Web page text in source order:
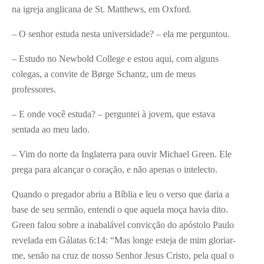
na igreja anglicana de St. Matthews, em Oxford.
– O senhor estuda nesta universidade? – ela me perguntou.
– Estudo no Newbold College e estou aqui, com alguns
colegas, a convite de Børge Schantz, um de meus
professores.
– E onde você estuda? – perguntei à jovem, que estava
sentada ao meu lado.
– Vim do norte da Inglaterra para ouvir Michael Green. Ele
prega para alcançar o coração, e não apenas o intelecto.
Quando o pregador abriu a Bíblia e leu o verso que daria a
base de seu sermão, entendi o que aquela moça havia dito.
Green falou sobre a inabalável convicção do apóstolo Paulo
revelada em Gálatas 6:14: “Mas longe esteja de mim gloriar-
me, senão na cruz de nosso Senhor Jesus Cristo, pela qual o